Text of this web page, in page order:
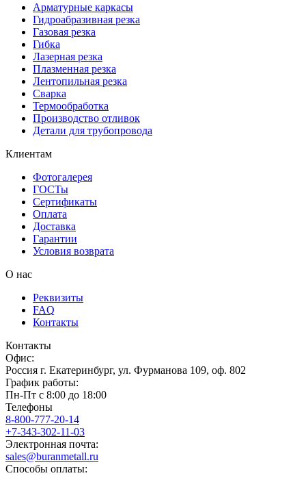
Арматурные каркасы
Гидроабразивная резка
Газовая резка
Гибка
Лазерная резка
Плазменная резка
Лентопильная резка
Сварка
Термообработка
Производство отливок
Детали для трубопровода
Клиентам
Фотогалерея
ГОСТы
Сертификаты
Оплата
Доставка
Гарантии
Условия возврата
О нас
Реквизиты
FAQ
Контакты
Контакты
Офис:
Россия г. Екатеринбург, ул. Фурманова 109, оф. 802
График работы:
Пн-Пт с 8:00 до 18:00
Телефоны
8-800-777-20-14
+7-343-302-11-03
Электронная почта:
sales@buranmetall.ru
Способы оплаты: